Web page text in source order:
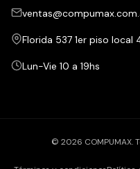
Florida 537 1er piso local
Lun-Vie 10 a 19hs
© 2026 COMPUMAX.